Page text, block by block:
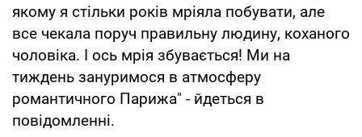
якому я стільки років мріяла побувати, але
все чекала поруч правильну людину, коханого
чоловіка. І ось мрія збувається! Ми на
тиждень зануримося в атмосферу
романтичного Парижа" - йдеться в
повідомленні.